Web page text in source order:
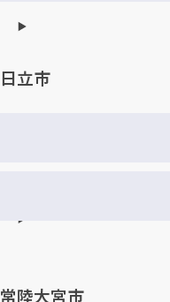
日立市
常陸大宮市